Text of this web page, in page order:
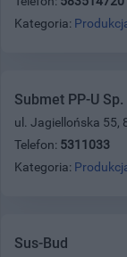
Kategoria:
Submet PP-U Sp.
ul. Jagiellońska 55,
Telefon: 5311033
Kategoria:
Sus-Bud